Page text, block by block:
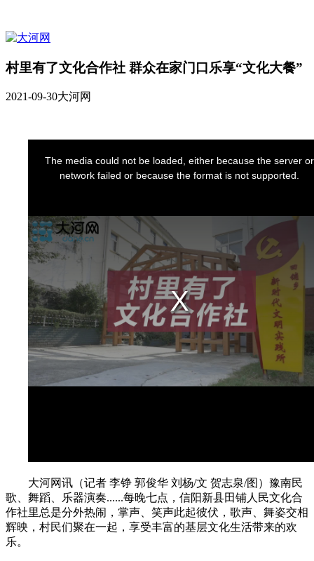
村里有了文化合作社 群众在家门口乐享“文化大餐”
2021-09-30大河网
大河网讯（记者 李铮 郭俊华 刘杨/文 贺志泉/图）豫南民
歌、舞蹈、乐器演奏......每晚七点，信阳新县田铺人民文化合
作社里总是分外热闹，掌声、笑声此起彼伏，歌声、舞姿交相
辉映，村民们聚在一起，享受丰富的基层文化生活带来的欢
乐。